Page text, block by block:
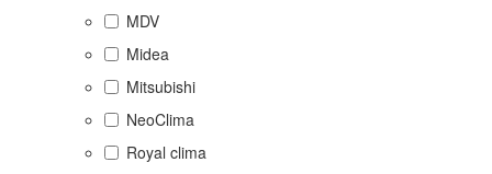
MDV
Midea
Mitsubishi
NeoClima
Royal clima